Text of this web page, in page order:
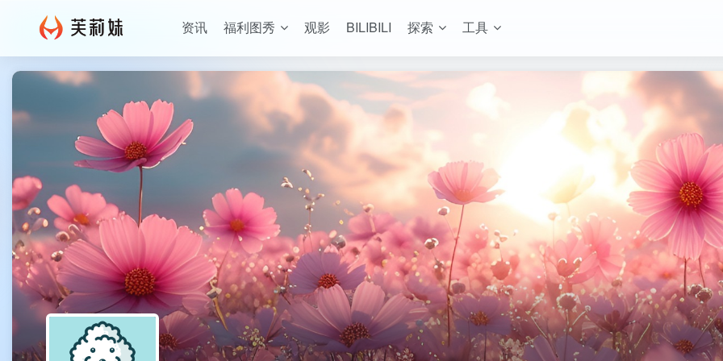
资讯 福利图秀 观影 BILIBILI 探索 工具